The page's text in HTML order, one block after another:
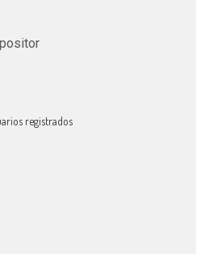
registrados